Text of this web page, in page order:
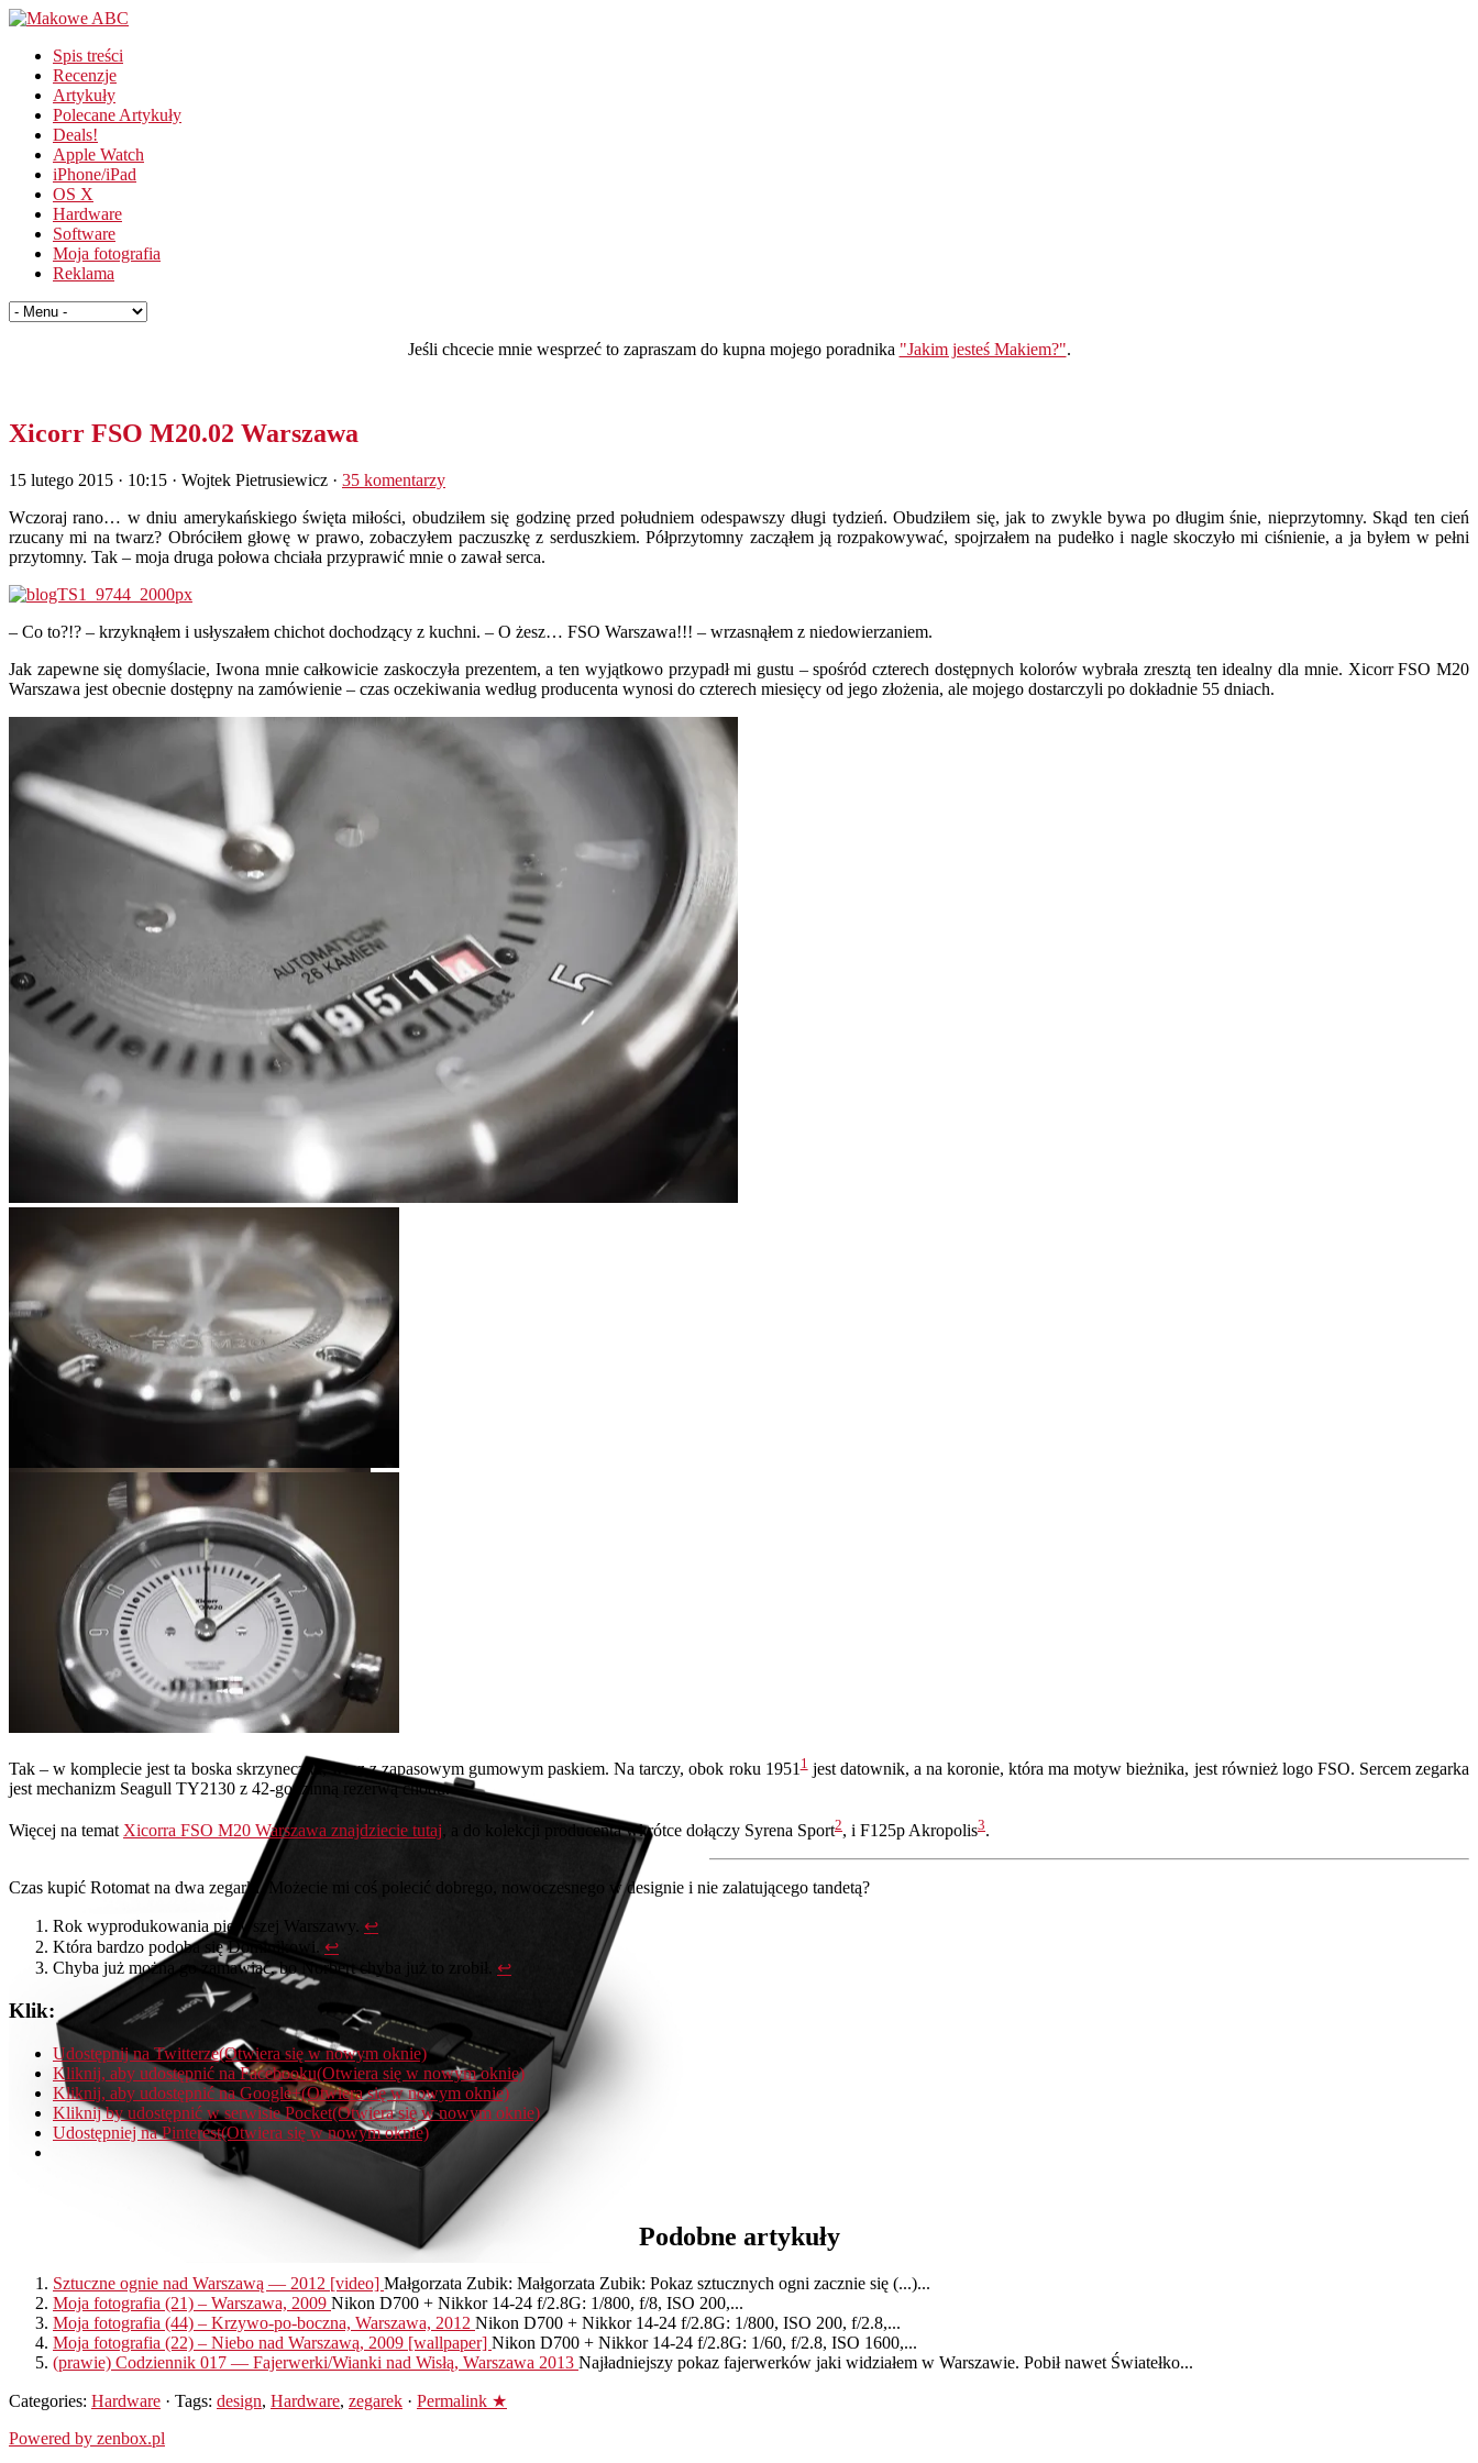
Spis treści
Recenzje
Artykuły
Polecane Artykuły
Deals!
Apple Watch
iPhone/iPad
OS X
Hardware
Software
Moja fotografia
Reklama
Jeśli chcecie mnie wesprzeć to zapraszam do kupna mojego poradnika "Jakim jesteś Makiem?".
Xicorr FSO M20.02 Warszawa
15 lutego 2015 · 10:15 · Wojtek Pietrusiewicz · 35 komentarzy
Wczoraj rano… w dniu amerykańskiego święta miłości, obudziłem się godzinę przed południem odespawszy długi tydzień. Obudziłem się, jak to zwykle bywa po długim śnie, nieprzytomny. Skąd ten cień
rzucany mi na twarz? Obróciłem głowę w prawo, zobaczyłem paczuszkę z serduszkiem. Półprzytomny zacząłem ją rozpakowywać, spojrzałem na pudełko i nagle skoczyło mi ciśnienie, a ja byłem w pełni
przytomny. Tak – moja druga połowa chciała przyprawić mnie o zawał serca.
– Co to?!? – krzyknąłem i usłyszałem chichot dochodzący z kuchni. – O żesz… FSO Warszawa!!! – wrzasnąłem z niedowierzaniem.
Jak zapewne się domyślacie, Iwona mnie całkowicie zaskoczyła prezentem, a ten wyjątkowo przypadł mi gustu – spośród czterech dostępnych kolorów wybrała zresztą ten idealny dla mnie. Xicorr FSO M20
Warszawa jest obecnie dostępny na zamówienie – czas oczekiwania według producenta wynosi do czterech miesięcy od jego złożenia, ale mojego dostarczyli po dokładnie 55 dniach.
Tak – w komplecie jest ta boska skrzyneczka, wraz z zapasowym gumowym paskiem. Na tarczy, obok roku 19511jest datownik, a na koronie, która ma motyw bieżnika, jest również logo FSO. Sercem zegarka
jest mechanizm Seagull TY2130 z 42-godzinną rezerwą chodu.
Więcej na tematXicorra FSO M20 Warszawa znajdziecie tutaj, a do kolekcji producenta wkrótce dołączy Syrena Sport2, i F125p Akropolis3.
Czas kupić Rotomat na dwa zegarki. Możecie mi coś polecić dobrego, nowoczesnego w designie i nie zalatującego tandetą?
Rok wyprodukowania pierwszej Warszawy. ↩
Która bardzo podoba się Dominikowi. ↩
Chyba już można go zamawiać, bo Norbert chyba już to zrobił. ↩
Klik:
Udostępnij na Twitterze(Otwiera się w nowym oknie)
Kliknij, aby udostępnić na Facebooku(Otwiera się w nowym oknie)
Kliknij, aby udostępnić na Google+(Otwiera się w nowym oknie)
Kliknij by udostępnić w serwisie Pocket(Otwiera się w nowym oknie)
Udostępniej na Pinterest(Otwiera się w nowym oknie)
Podobne artykuły
Sztuczne ognie nad Warszawą — 2012 [video] Małgorzata Zubik: Małgorzata Zubik: Pokaz sztucznych ogni zacznie się (...)...
Moja fotografia (21) – Warszawa, 2009 Nikon D700 + Nikkor 14-24 f/2.8G: 1/800, f/8, ISO 200,...
Moja fotografia (44) – Krzywo-po-boczna, Warszawa, 2012 Nikon D700 + Nikkor 14-24 f/2.8G: 1/800, ISO 200, f/2.8,...
Moja fotografia (22) – Niebo nad Warszawą, 2009 [wallpaper] Nikon D700 + Nikkor 14-24 f/2.8G: 1/60, f/2.8, ISO 1600,...
(prawie) Codziennik 017 — Fajerwerki/Wianki nad Wisłą, Warszawa 2013 Najładniejszy pokaz fajerwerków jaki widziałem w Warszawie. Pobił nawet Światełko...
Categories: Hardware · Tags: design, Hardware, zegarek · Permalink ★
Powered by zenbox.pl